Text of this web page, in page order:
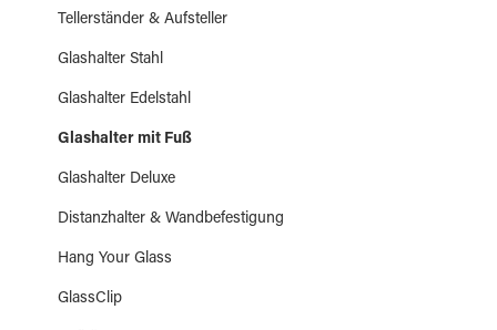
Tellerständer & Aufsteller
Glashalter Stahl
Glashalter Edelstahl
Glashalter mit Fuß
Glashalter Deluxe
Distanzhalter & Wandbefestigung
Hang Your Glass
GlassClip